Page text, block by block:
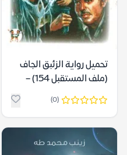
تحميل رواية الزئبق الجاف
(ملف المستقبل 154) –
نبيل فاروق
(0)